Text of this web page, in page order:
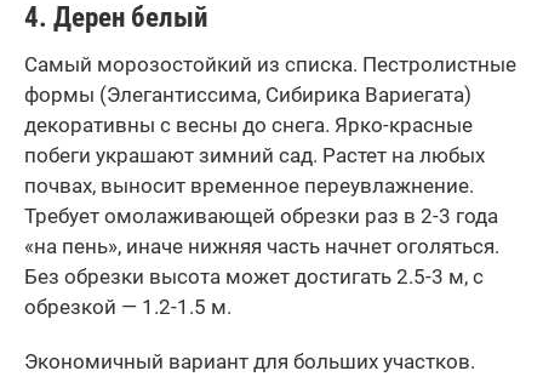
4. Дерен белый
Самый морозостойкий из списка. Пестролистные
формы (Элегантиссима, Сибирика Вариегата)
декоративны с весны до снега. Ярко-красные
побеги украшают зимний сад. Растет на любых
почвах, выносит временное переувлажнение.
Требует омолаживающей обрезки раз в 2-3 года
«на пень», иначе нижняя часть начнет оголяться.
Без обрезки высота может достигать 2.5-3 м, с
обрезкой — 1.2-1.5 м.
Экономичный вариант для больших участков.